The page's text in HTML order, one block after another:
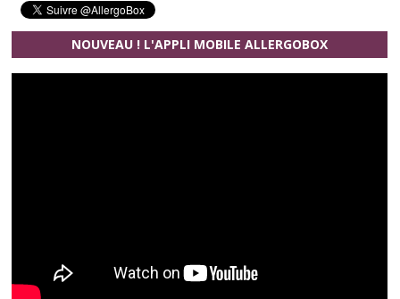
NOUVEAU ! L'APPLI MOBILE ALLERGOBOX